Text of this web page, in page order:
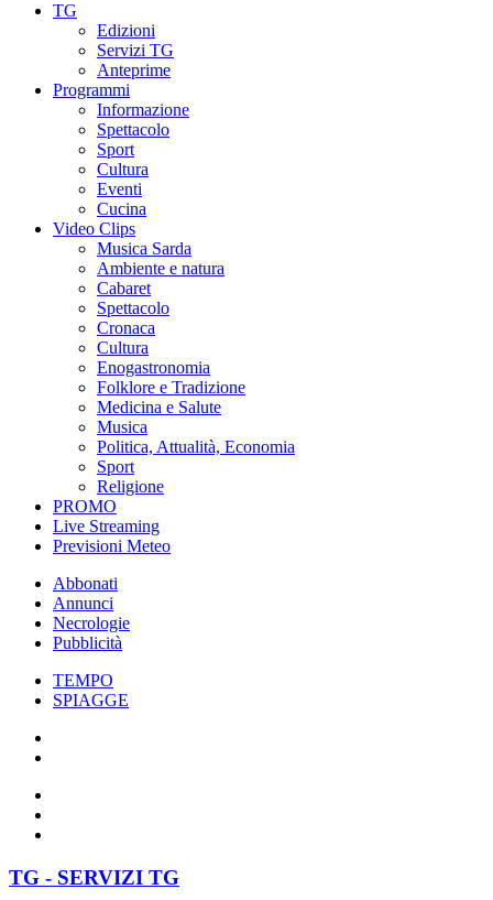
TG
Edizioni
Servizi TG
Anteprime
Programmi
Informazione
Spettacolo
Sport
Cultura
Eventi
Cucina
Video Clips
Musica Sarda
Ambiente e natura
Cabaret
Spettacolo
Cronaca
Cultura
Enogastronomia
Folklore e Tradizione
Medicina e Salute
Musica
Politica, Attualità, Economia
Sport
Religione
PROMO
Live Streaming
Previsioni Meteo
Abbonati
Annunci
Necrologie
Pubblicità
TEMPO
SPIAGGE
TG - SERVIZI TG